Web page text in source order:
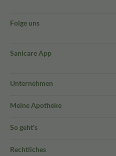
Folge uns
Sanicare App
Unternehmen
Meine Apotheke
So geht's
Rechtliches